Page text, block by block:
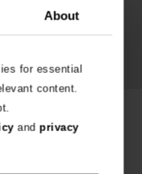
About
for essential
content.
and privacy